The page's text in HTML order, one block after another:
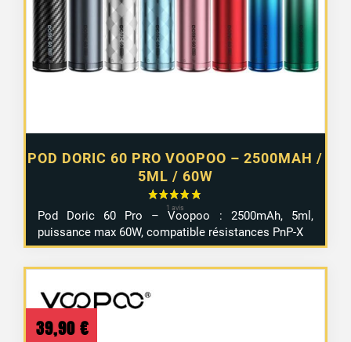
POD DORIC 60 PRO VOOPOO – 2500MAH /
5ML / 60W
Pod Doric 60 Pro – Voopoo : 2500mAh, 5ml,
puissance max 60W, compatible résistances PnP-X
39,90 €